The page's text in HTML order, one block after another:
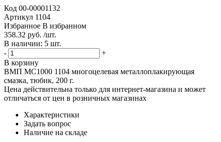
Код 00-00001132
Артикул 1104
Избранное В избранном
358.32 руб. /шт.
В наличии: 5 шт.
-
+
В корзину
ВМП МС1000 1104 многоцелевая металлоплакирующая
смазка, тюбик, 200 г.
Цена действительна только для интернет-магазина и может
отличаться от цен в розничных магазинах
Характеристики
Задать вопрос
Наличие на складе